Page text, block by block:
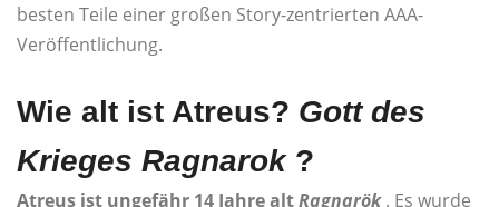
besten Teile einer großen Story-zentrierten AAA-
Veröffentlichung.
Wie alt ist Atreus? Gott des
Krieges Ragnarok?
Atreus ist ungefähr 14 Jahre altRagnarök . Es wurde